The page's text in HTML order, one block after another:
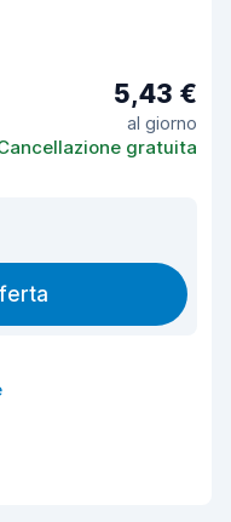
5,43 €
al giorno
gratuita